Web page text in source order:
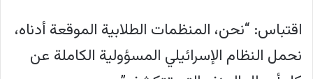
اقتباس: “نحن، المنظمات الطلابية الموقعة أدناه،
نحمل النظام الإسرائيلي المسؤولية الكاملة عن